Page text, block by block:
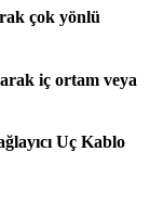
çok yönlü
iç ortam veya
Uç Kablo